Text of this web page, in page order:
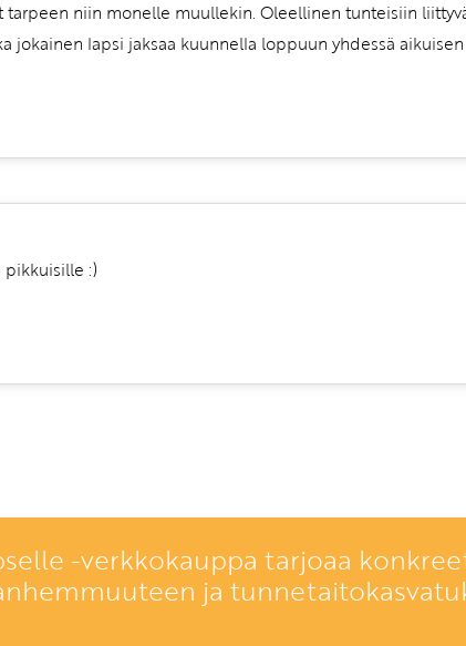
tarpeen niin monelle muullekin. Oleellinen tunteisiin
jokainen lapsi jaksaa kuunnella loppuun yhdessä aikuisen
:)
-verkkokauppa tarjoaa
ja